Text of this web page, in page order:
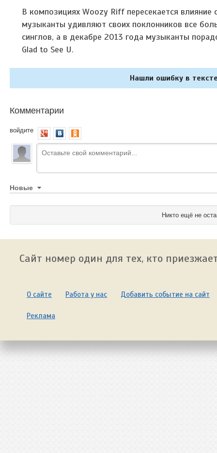
В композициях Woozy Riff пересекается
музыканты удивляют своих поклонников все
синглов, а в декабре 2013 года музыканты
Glad to See U.
Нашли ошибку в
Комментарии
войдите
Новые
Никто ещё не
Сайт номер один для тех, кто
О сайте Работа у нас Добавить событие на сайт
Реклама